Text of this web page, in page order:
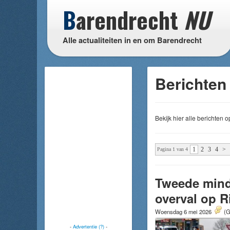
Barendrecht NU
Alle actualiteiten in en om Barendrecht
- Advertentie (?)-
Bekijk hier alle berichten
Pagina 1 van 4 1 2 3 4 >
Tweede
overval op
Woensdag 6 mei 2026